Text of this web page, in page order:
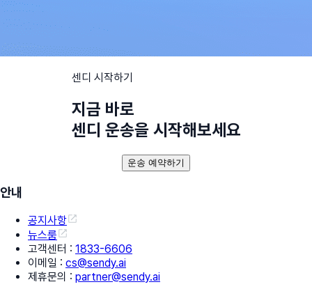
센디 시작하기
지금 바로
센디 운송을 시작해보세요
운송 예약하기
안내
공지사항
뉴스룸
고객센터 : 1833-6606
이메일 : cs@sendy.ai
제휴문의 : partner@sendy.ai